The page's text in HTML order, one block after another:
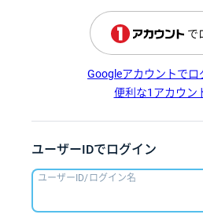
で
Googleアカウントでロ
便利な1アカウン
ユーザーIDでログイン
ユーザーID/ログイン名